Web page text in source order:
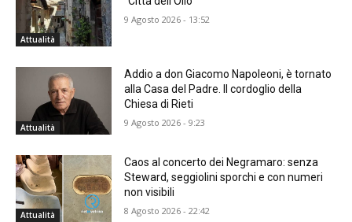
Attualità
9 Agosto 2026 - 13:52
Attualità
Addio a don Giacomo Napoleoni, è tornato
alla Casa del Padre. Il cordoglio della
Chiesa di Rieti
9 Agosto 2026 - 9:23
Attualità
Caos al concerto dei Negramaro: senza
Steward, seggiolini sporchi e con numeri
non visibili
8 Agosto 2026 - 22:42